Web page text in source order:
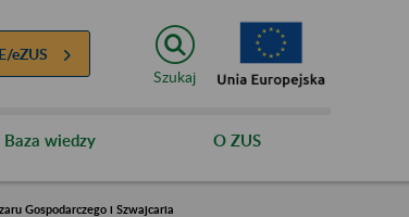
eZUS
Szukaj
Baza wiedzy O ZUS
Gospodarczego i Szwajcaria